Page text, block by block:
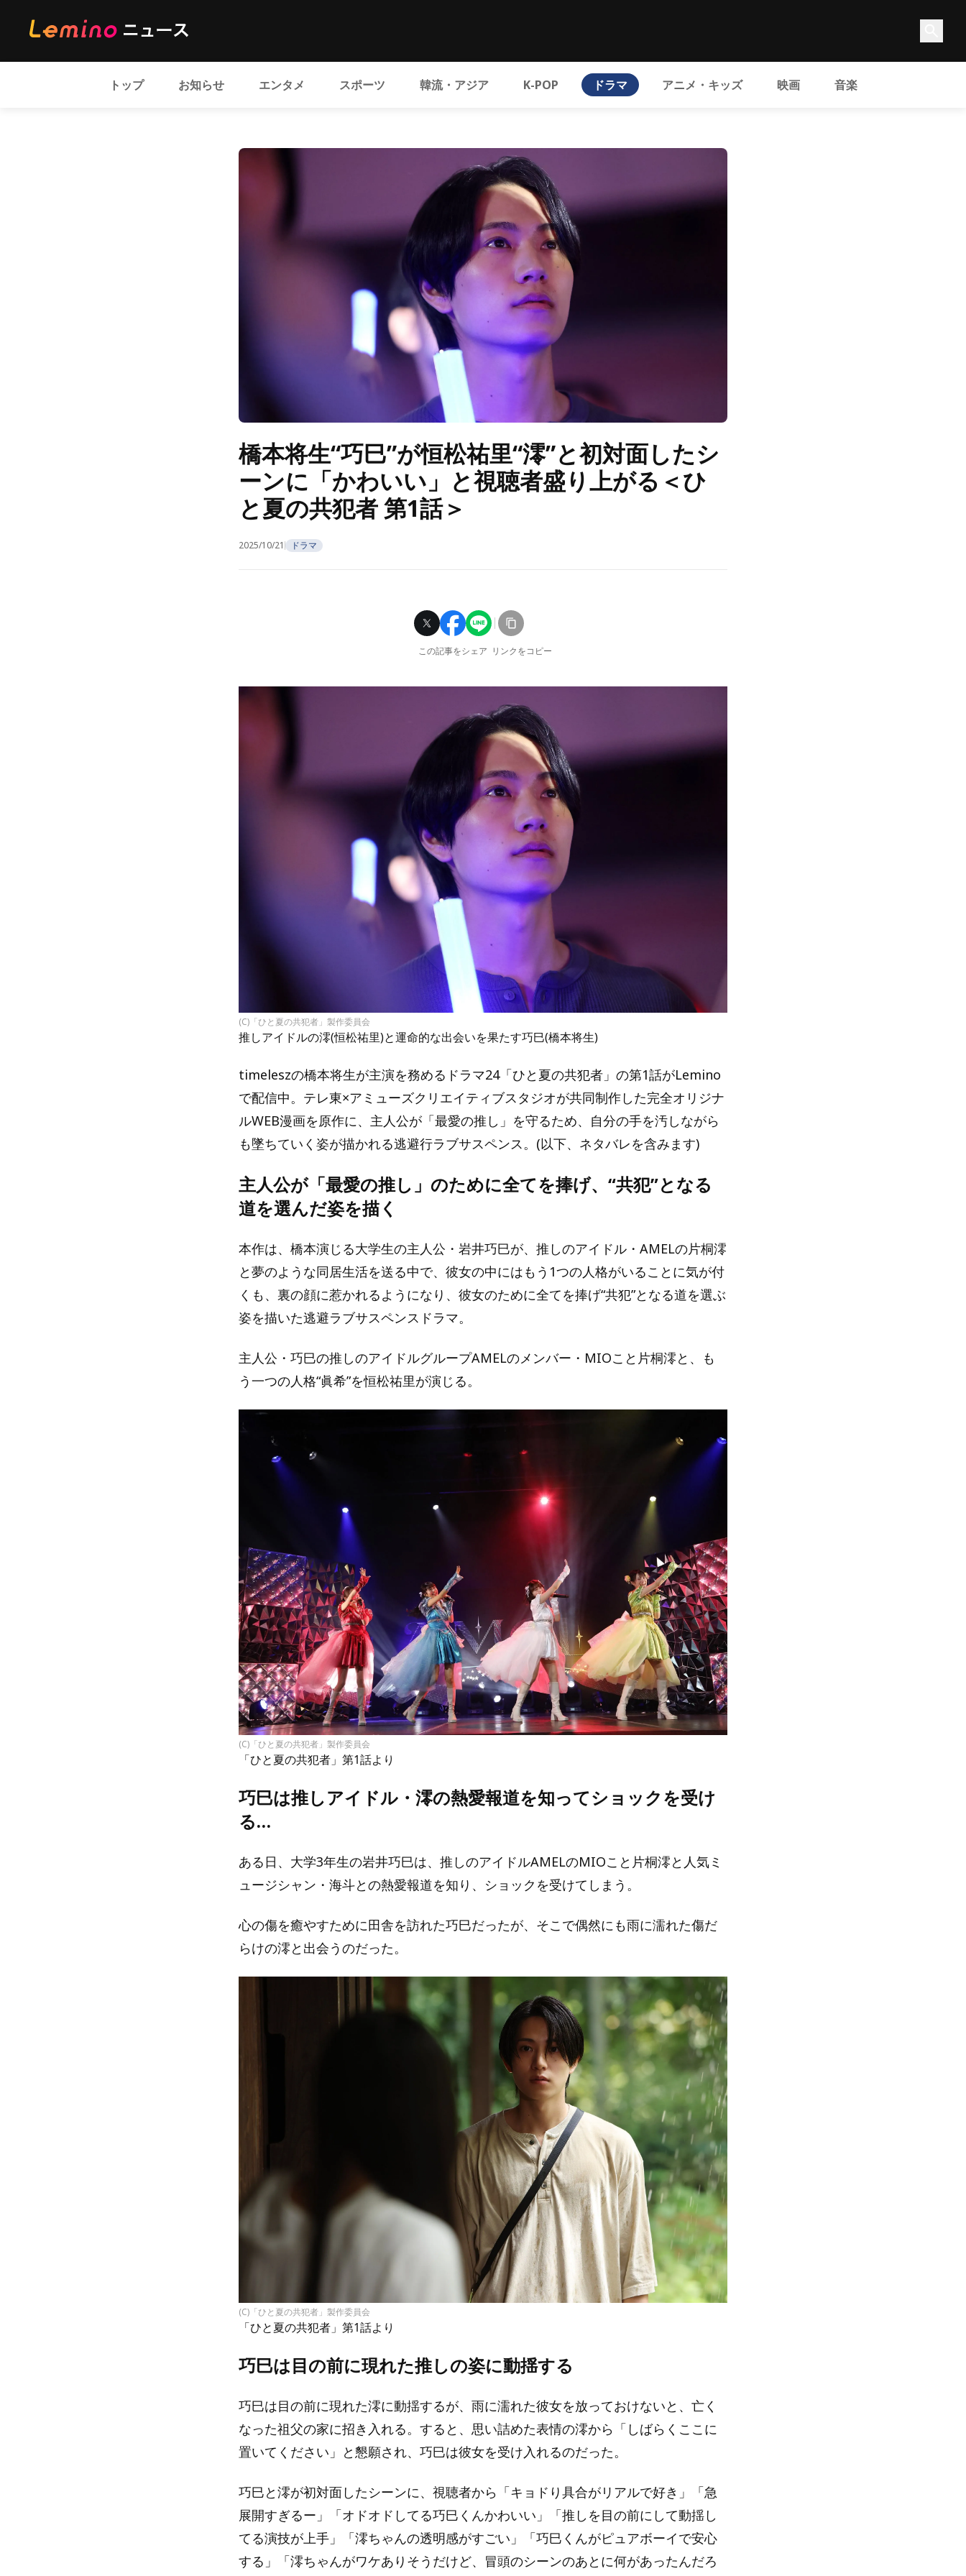
トップ お知らせ エンタメ スポーツ 韓流・アジア K-POP ドラマ アニメ・キッズ 映画 音楽
橋本将生“巧巳”が恒松祐里“澪”と初対面したシ
ーンに「かわいい」と視聴者盛り上がる＜ひ
と夏の共犯者 第1話＞
2025/10/21 ドラマ
この記事をシェア リンクをコピー
(C)「ひと夏の共犯者」製作委員会
推しアイドルの澪(恒松祐里)と運命的な出会いを果たす巧巳(橋本将生)
timeleszの橋本将生が主演を務めるドラマ24「ひと夏の共犯者」の第1話がLemino
で配信中。テレ東×アミューズクリエイティブスタジオが共同制作した完全オリジナ
ルWEB漫画を原作に、主人公が「最愛の推し」を守るため、自分の手を汚しながら
も墜ちていく姿が描かれる逃避行ラブサスペンス。(以下、ネタバレを含みます)
主人公が「最愛の推し」のために全てを捧げ、“共犯”となる
道を選んだ姿を描く
本作は、橋本演じる大学生の主人公・岩井巧巳が、推しのアイドル・AMELの片桐澪
と夢のような同居生活を送る中で、彼女の中にはもう1つの人格がいることに気が付
くも、裏の顔に惹かれるようになり、彼女のために全てを捧げ“共犯”となる道を選ぶ
姿を描いた逃避ラブサスペンスドラマ。
主人公・巧巳の推しのアイドルグループAMELのメンバー・MIOこと片桐澪と、も
う一つの人格“眞希”を恒松祐里が演じる。
(C)「ひと夏の共犯者」製作委員会
「ひと夏の共犯者」第1話より
巧巳は推しアイドル・澪の熱愛報道を知ってショックを受け
る…
ある日、大学3年生の岩井巧巳は、推しのアイドルAMELのMIOこと片桐澪と人気ミ
ュージシャン・海斗との熱愛報道を知り、ショックを受けてしまう。
心の傷を癒やすために田舎を訪れた巧巳だったが、そこで偶然にも雨に濡れた傷だ
らけの澪と出会うのだった。
(C)「ひと夏の共犯者」製作委員会
「ひと夏の共犯者」第1話より
巧巳は目の前に現れた推しの姿に動揺する
巧巳は目の前に現れた澪に動揺するが、雨に濡れた彼女を放っておけないと、亡く
なった祖父の家に招き入れる。すると、思い詰めた表情の澪から「しばらくここに
置いてください」と懇願され、巧巳は彼女を受け入れるのだった。
巧巳と澪が初対面したシーンに、視聴者から「キョドり具合がリアルで好き」「急
展開すぎるー」「オドオドしてる巧巳くんかわいい」「推しを目の前にして動揺し
てる演技が上手」「澪ちゃんの透明感がすごい」「巧巳くんがピュアボーイで安心
する」「澪ちゃんがワケありそうだけど、冒頭のシーンのあとに何があったんだろ